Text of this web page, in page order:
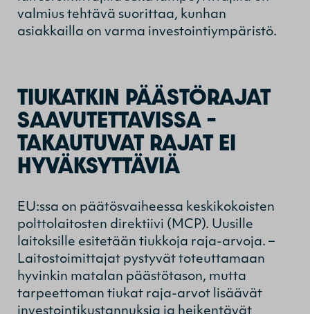
valmius tehtävä suorittaa, kunhan
asiakkailla on varma investointiympäristö.
TIUKATKIN PÄÄSTÖRAJAT
SAAVUTETTAVISSA –
TAKAUTUVAT RAJAT EI
HYVÄKSYTTÄVIÄ
EU:ssa on päätösvaiheessa keskikokoisten
polttolaitosten direktiivi (MCP). Uusille
laitoksille esitetään tiukkoja raja-arvoja. –
Laitostoimittajat pystyvät toteuttamaan
hyvinkin matalan päästötason, mutta
tarpeettoman tiukat raja-arvot lisäävät
investointikustannuksia ja heikentävät